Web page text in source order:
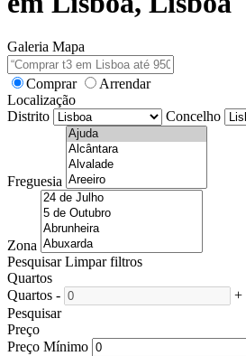
Galeria Mapa
Comprar
Arrendar
Localização
Distrito
Concelho
Freguesia
Zona
Pesquisar Limpar filtros
Quartos
Quartos -
+
Pesquisar
Preço
Preço Mínimo